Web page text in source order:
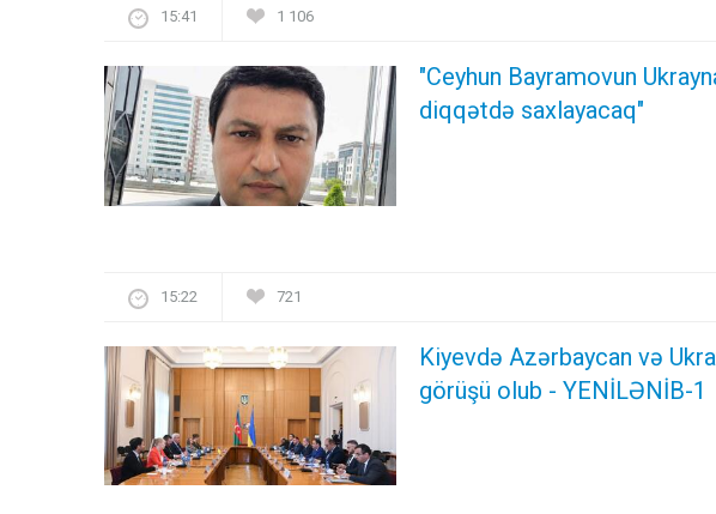
15:41 1 106
"Ceyhun Bayramovun
diqqətdə saxlayacaq"
15:22 721
Kiyevdə Azərbaycan və
görüşü olub - YENİLƏNİB-1